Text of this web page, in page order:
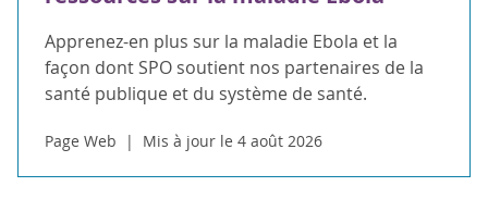
Apprenez-en plus sur la maladie Ebola et la
façon dont SPO soutient nos partenaires de la
santé publique et du système de santé.
Page Web Mis à jour le 4 août 2026